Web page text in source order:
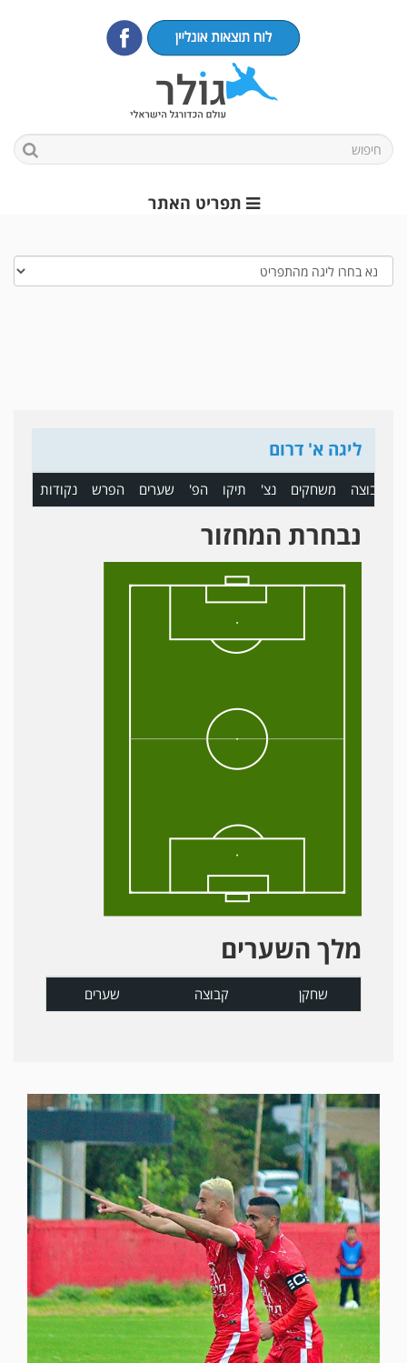
תפריט האתר
ליגה א' דרום
קבוצה משחקים נצ' תיקו הפ' שערים הפרש נקודות
נבחרת המחזור
מלך השערים
שחקן קבוצה שערים